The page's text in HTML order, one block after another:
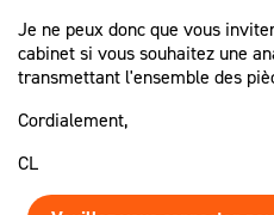
Je ne peux donc que vous
cabinet si vous souhaitez une
transmettant l'ensemble des
Cordialement,
CL